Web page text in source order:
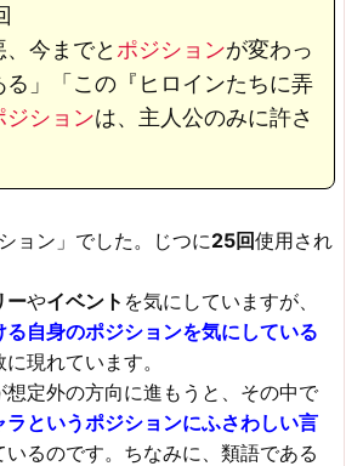
、今までと ポジションが変わっ
」
「この『ヒロインたちに弄
ジションは、主人公のみに許さ
ョン」でした。じつに25回使用され
ーやイベント を気にしていますが、
る自身のポジションを気にしている
現れています。
定外の方向に進もうと、その中で
ラというポジションにふさわしい言
るのです。ちなみに、類語である